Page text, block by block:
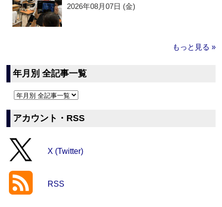
2026年08月07日 (金)
もっと見る »
年月別 全記事一覧
アカウント・RSS
X (Twitter)
RSS